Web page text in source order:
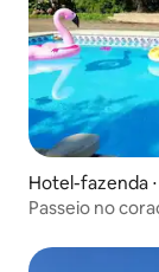
Hotel-fazenda
Passeio no